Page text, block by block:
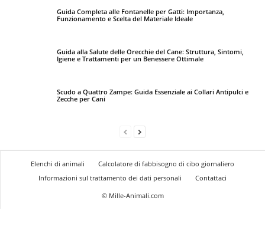
Guida Completa alle Fontanelle per Gatti: Importanza,
Funzionamento e Scelta del Materiale Ideale
Guida alla Salute delle Orecchie del Cane: Struttura, Sintomi,
Igiene e Trattamenti per un Benessere Ottimale
Scudo a Quattro Zampe: Guida Essenziale ai Collari Antipulci e
Zecche per Cani
Elenchi di animali
Calcolatore di fabbisogno di cibo giornaliero
Informazioni sul trattamento dei dati personali
Contattaci
© Mille-Animali.com